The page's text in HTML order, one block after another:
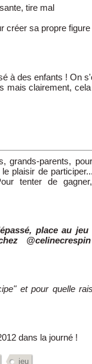
tire mal
créer sa propre figure
à des enfants ! On
mais clairement,
grands-parents,
plaisir de
tenter de
place au jeu
et pour quelle
dans la journé !
jeu